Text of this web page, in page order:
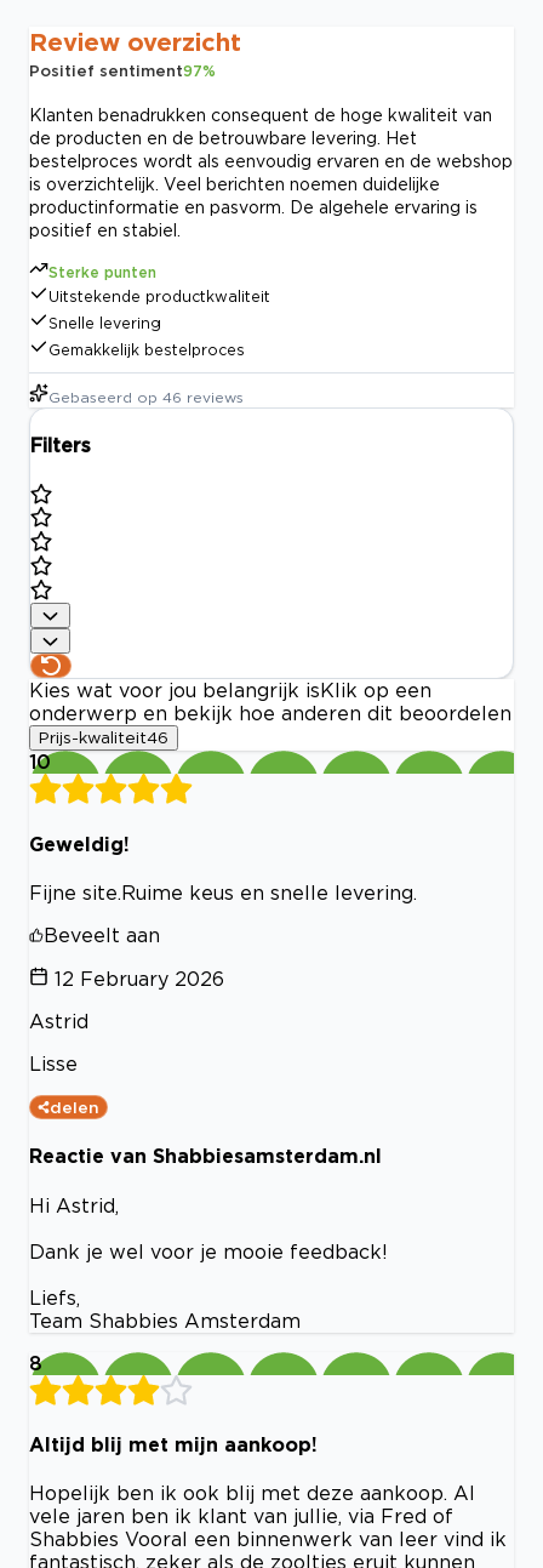
Review overzicht
Positief sentiment97%
Klanten benadrukken consequent de hoge kwaliteit van
de producten en de betrouwbare levering. Het
bestelproces wordt als eenvoudig ervaren en de webshop
is overzichtelijk. Veel berichten noemen duidelijke
productinformatie en pasvorm. De algehele ervaring is
positief en stabiel.
Sterke punten
Uitstekende productkwaliteit
Snelle levering
Gemakkelijk bestelproces
Gebaseerd op 46 reviews
Filters
Kies wat voor jou belangrijk is Klik op een
onderwerp en bekijk hoe anderen dit beoordelen
Prijs-kwaliteit46
10
Geweldig!
Fijne site.Ruime keus en snelle levering.
Beveelt aan
12 February 2026
Astrid
Lisse
delen
Reactie van Shabbiesamsterdam.nl
Hi Astrid,
Dank je wel voor je mooie feedback!
Liefs,
Team Shabbies Amsterdam
8
Altijd blij met mijn aankoop!
Hopelijk ben ik ook blij met deze aankoop. Al
vele jaren ben ik klant van jullie, via Fred of
Shabbies Vooral een binnenwerk van leer vind ik
fantastisch, zeker als de zooltjes eruit kunnen